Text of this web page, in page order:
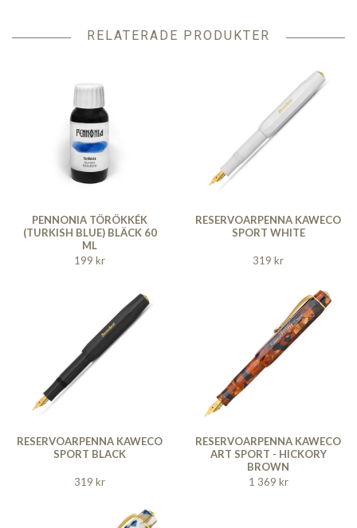
RELATERADE PRODUKTER
PENNONIA TÖRÖKKÉK
(TURKISH BLUE) BLÄCK 60
ML
199 kr
RESERVOARPENNA KAWECO
SPORT WHITE
319 kr
RESERVOARPENNA KAWECO
SPORT BLACK
319 kr
RESERVOARPENNA KAWECO
ART SPORT - HICKORY
BROWN
1 369 kr